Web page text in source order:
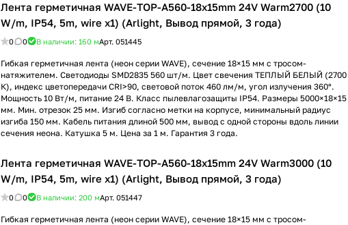
Лента герметичная WAVE-TOP-A560-18x15mm 24V Warm2700 (10
W/m, IP54, 5m, wire x1) (Arlight, Вывод прямой, 3 года)
0 0 В наличии: 160 мАрт. 051445
Гибкая герметичная лента (неон серии WAVE), сечение 18×15 мм с тросом-
натяжителем. Светодиоды SMD2835 560 шт/м. Цвет свечения ТЕПЛЫЙ БЕЛЫЙ (2700
К), индекс цветопередачи CRI>90, световой поток 460 лм/м, угол излучения 360°.
Мощность 10 Вт/м, питание 24 В. Класс пылевлагозащиты IP54. Размеры 5000×18×15
мм. Мин. отрезок 25 мм. Изгиб согласно метки на корпусе, минимальный радиус
изгиба 150 мм. Кабель питания длиной 500 мм, вывод с одной стороны вдоль линии
сечения неона. Катушка 5 м. Цена за 1 м. Гарантия 3 года.
Лента герметичная WAVE-TOP-A560-18x15mm 24V Warm3000 (10
W/m, IP54, 5m, wire x1) (Arlight, Вывод прямой, 3 года)
0 0 В наличии: 200 мАрт. 051447
Гибкая герметичная лента (неон серии WAVE), сечение 18×15 мм с тросом-